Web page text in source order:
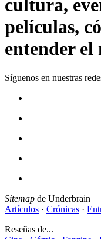
cultura,
películas,
entender el
Síguenos en nuestras
Sitemap de Underbrain
Artículos · Crónicas ·
Reseñas de...